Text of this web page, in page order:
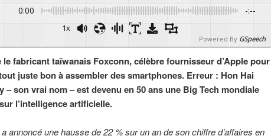
0:00 -:--
1x
Powered By GSpeech
le fabricant taïwanais Foxconn, célèbre fournisseur d’Apple pour
juste bon à assembler des smartphones. Erreur : Hon Hai
– son vrai nom – est devenu en 50 ans une Big Tech mondiale
l’intelligence artificielle.
annoncé une hausse de 22 % sur un an de son chiffre d’affaires en